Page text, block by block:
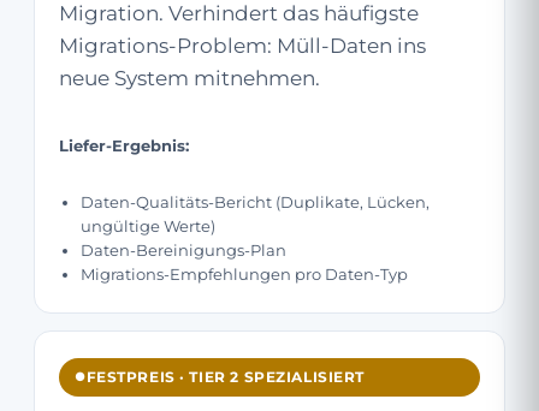
Migration. Verhindert das häufigste
Migrations-Problem: Müll-Daten ins
neue System mitnehmen.
Liefer-Ergebnis:
Daten-Qualitäts-Bericht (Duplikate, Lücken,
ungültige Werte)
Daten-Bereinigungs-Plan
Migrations-Empfehlungen pro Daten-Typ
FESTPREIS · TIER 2 SPEZIALISIERT